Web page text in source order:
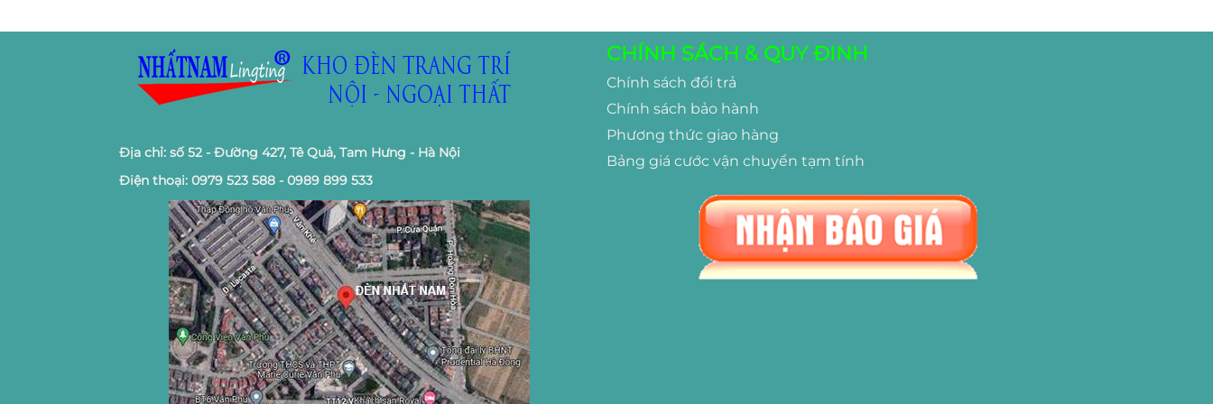
Địa chỉ: số 52 - Đường 427, Tê Quả, Tam Hưng - Hà Nội
Điện thoại: 0979 523 588 - 0989 899 533
CHÍNH SÁCH & QUY ĐINH
Chính sách đổi trả
Chính sách bảo hành
Phương thức giao hàng
Bảng giá cước vận chuyển tạm tính